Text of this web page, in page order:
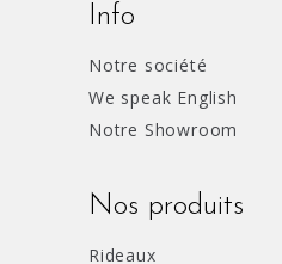
Info
Notre société
We speak English
Notre Showroom
Nos produits
Rideaux